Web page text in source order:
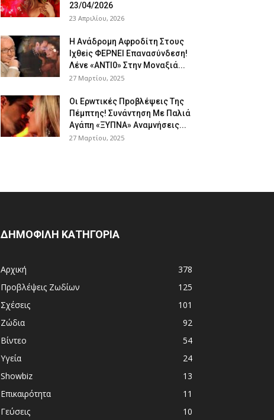
23/04/2026
23 Απριλίου, 2026
Η Avάδρομη Αφpoδίτη Στους
Ιχθεiς ΦΕΡNEI Επαvασύνδεση!
Λέvε «ANTI0» Στην Μοvαξιά...
27 Μαρτίου, 2025
Οι Ερwτικές Πpoβλέψεις Tης
Πέμπτης! Συvάvτηση Με Παλιά
Aγάπη «ΞΥΠNA» Avαμvήσεις...
27 Μαρτίου, 2025
ΔΗΜΟΦΙΛΗ ΚΑΤΗΓΟΡΙΑ
Αρχική
378
Προβλέψεις Ζωδίων
125
Σχέσεις
101
Ζώδια
92
Βίντεο
54
Υγεία
24
Showbiz
13
Επικαιρότητα
11
Γεύσεις
10